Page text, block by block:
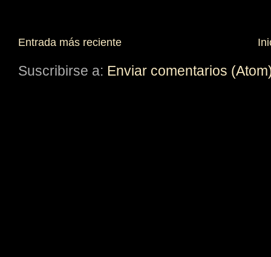
Entrada más reciente
Suscribirse a: Enviar comentarios